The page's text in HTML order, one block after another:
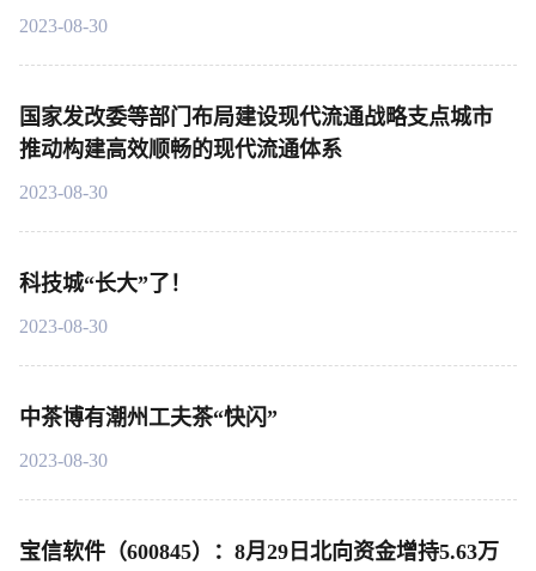
2023-08-30
国家发改委等部门布局建设现代流通战略支点城市
推动构建高效顺畅的现代流通体系
2023-08-30
科技城“长大”了！
2023-08-30
中茶博有潮州工夫茶“快闪”
2023-08-30
宝信软件（600845）：8月29日北向资金增持5.63万